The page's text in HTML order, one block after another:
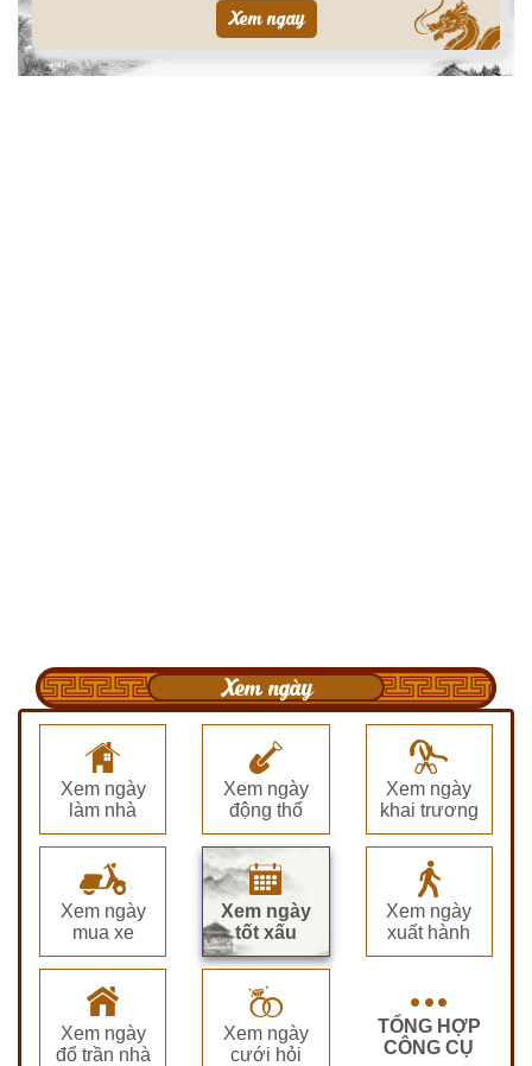
Xem ngày
Xem ngày
làm nhà
Xem ngày
động thổ
Xem ngày
khai trương
Xem ngày
mua xe
Xem ngày
tốt xấu
Xem ngày
xuất hành
Xem ngày
đổ trần nhà
Xem ngày
cưới hỏi
TỔNG HỢP
CÔNG CỤ